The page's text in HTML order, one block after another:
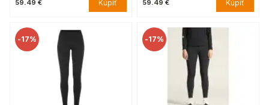
59.49 € Kúpiť 59.49 € Kúpiť
-17% -17%